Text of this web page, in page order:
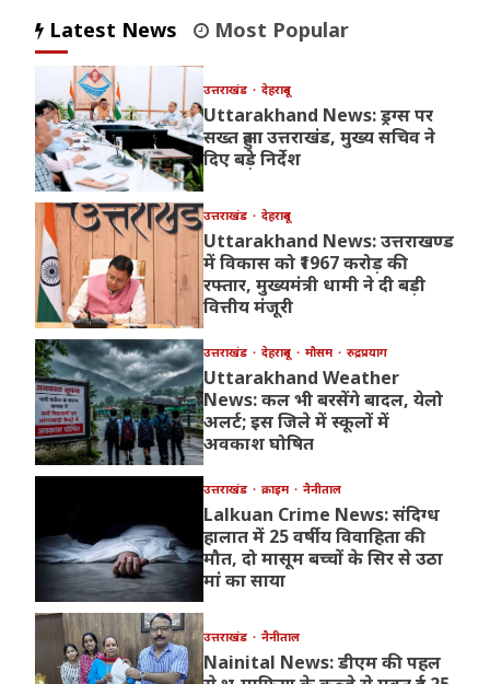
Latest News Most Popular
उत्तराखंड देहरादून
Uttarakhand News: ड्रग्स पर
सख्त हुआ उत्तराखंड, मुख्य सचिव ने
दिए बड़े निर्देश
उत्तराखंड देहरादून
Uttarakhand News: उत्तराखण्ड
में विकास को ₹1967 करोड़ की
रफ्तार, मुख्यमंत्री धामी ने दी बड़ी
वित्तीय मंजूरी
उत्तराखंड देहरादून मौसम रुद्रप्रयाग
Uttarakhand Weather
News: कल भी बरसेंगे बादल, येलो
अलर्ट; इस जिले में स्कूलों में
अवकाश घोषित
उत्तराखंड क्राइम नैनीताल
Lalkuan Crime News: संदिग्ध
हालात में 25 वर्षीय विवाहिता की
मौत, दो मासूम बच्चों के सिर से उठा
मां का साया
उत्तराखंड नैनीताल
Nainital News: डीएम की पहल